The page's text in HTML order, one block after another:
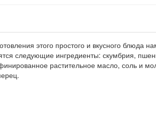
этого простого и вкусного блюда
следующие ингредиенты: скумбрия,
растительное масло, соль и